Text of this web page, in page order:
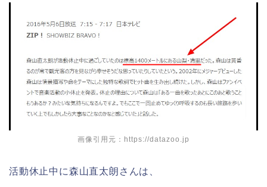
画像引用元：https://datazoo.jp
活動休止中に森山直太朗さんは、